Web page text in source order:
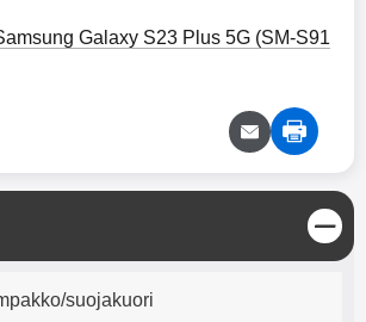
Max Output: USB: DC5V/3.0A
12V/1.67A(PD20W) Total Effekt:
5V/3A Max Maximum output:
Väri: Valkoinen
Galaxy S23 Plus 5G (SM-S91
S
u
l
suojakuori